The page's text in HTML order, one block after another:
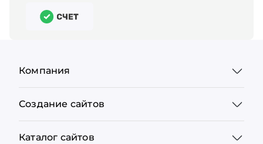
Компания
Создание сайтов
Каталог сайтов